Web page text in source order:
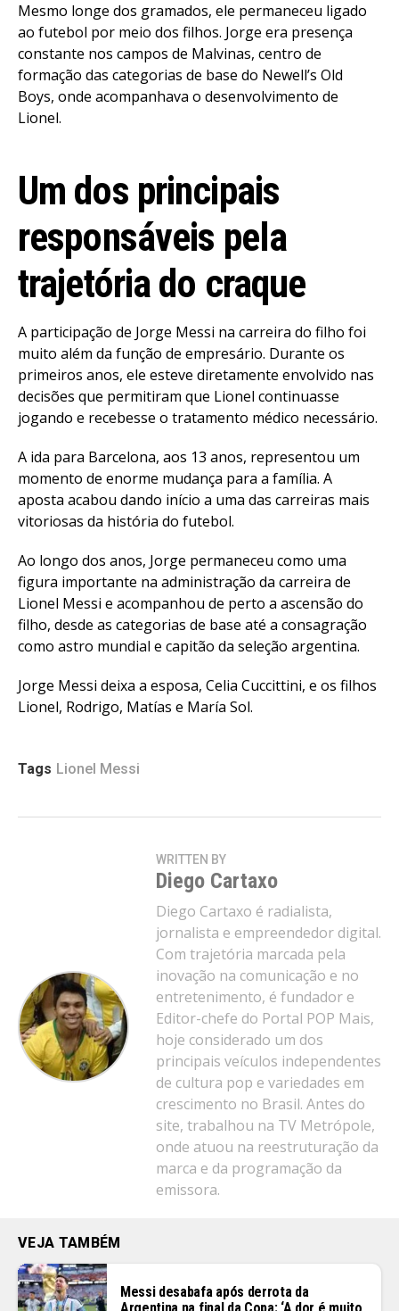
Mesmo longe dos gramados, ele permaneceu ligado
ao futebol por meio dos filhos. Jorge era presença
constante nos campos de Malvinas, centro de
formação das categorias de base do Newell’s Old
Boys, onde acompanhava o desenvolvimento de
Lionel.
Um dos principais
responsáveis pela
trajetória do craque
A participação de Jorge Messi na carreira do filho foi
muito além da função de empresário. Durante os
primeiros anos, ele esteve diretamente envolvido nas
decisões que permitiram que Lionel continuasse
jogando e recebesse o tratamento médico necessário.
A ida para Barcelona, aos 13 anos, representou um
momento de enorme mudança para a família. A
aposta acabou dando início a uma das carreiras mais
vitoriosas da história do futebol.
Ao longo dos anos, Jorge permaneceu como uma
figura importante na administração da carreira de
Lionel Messi e acompanhou de perto a ascensão do
filho, desde as categorias de base até a consagração
como astro mundial e capitão da seleção argentina.
Jorge Messi deixa a esposa, Celia Cuccittini, e os filhos
Lionel, Rodrigo, Matías e María Sol.
Tags Lionel Messi
WRITTEN BY
Diego Cartaxo
Diego Cartaxo é radialista,
jornalista e empreendedor digital.
Com trajetória marcada pela
inovação na comunicação e no
entretenimento, é fundador e
Editor-chefe do Portal POP Mais,
hoje considerado um dos
principais veículos independentes
de cultura pop e variedades em
crescimento no Brasil. Antes do
site, trabalhou na TV Metrópole,
onde atuou na reestruturação da
marca e da programação da
emissora.
VEJA TAMBÉM
Messi desabafa após derrota da